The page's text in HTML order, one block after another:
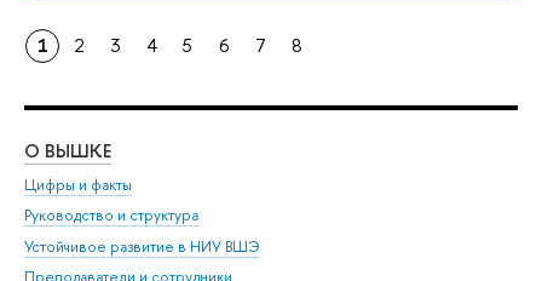
1 2 3 4 5 6 7 8
О ВЫШКЕ
Цифры и факты
Руководство и структура
Устойчивое развитие в НИУ ВШЭ
Преподаватели и сотрудники